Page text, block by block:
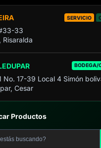
BODEGA/
No. 17-39 Local 4 Simón
Cesar
SERVICIO
33
Risaralda
Productos